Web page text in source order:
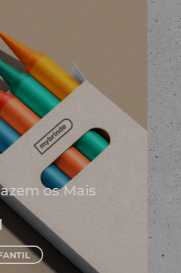
Nascem As Melhores
e Blocos de Notas
CADERNOS